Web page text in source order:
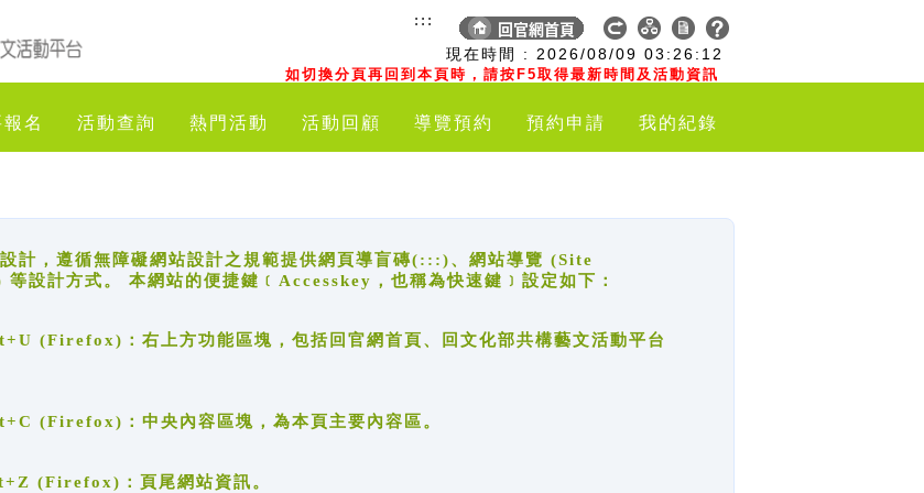
現在時間 : 2026/08/09 03:26:12
如切換分頁再回到本頁時，請按F5取得最新時間及活動資訊
:::
名 活動查詢 熱門活動 活動回顧 導覽預約 預約申請 我的紀錄
計，遵循無障礙網站設計之規範提供網頁導盲磚(:::)、網站導覽 (Site
計方式。 本網站的便捷鍵﹝Accesskey，也稱為快速鍵﹞設定如下：
(Firefox)：右上方功能區塊，包括回官網首頁、回文化部共構藝文活動平台
(Firefox)：中央內容區塊，為本頁主要內容區。
(Firefox)：頁尾網站資訊。